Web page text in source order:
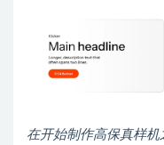
在开始制作高保真样